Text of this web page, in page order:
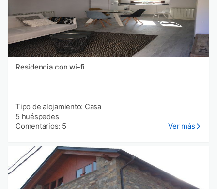
Residencia con wi-fi
Tipo de alojamiento: Casa
5 huéspedes
Comentarios: 5
Ver más